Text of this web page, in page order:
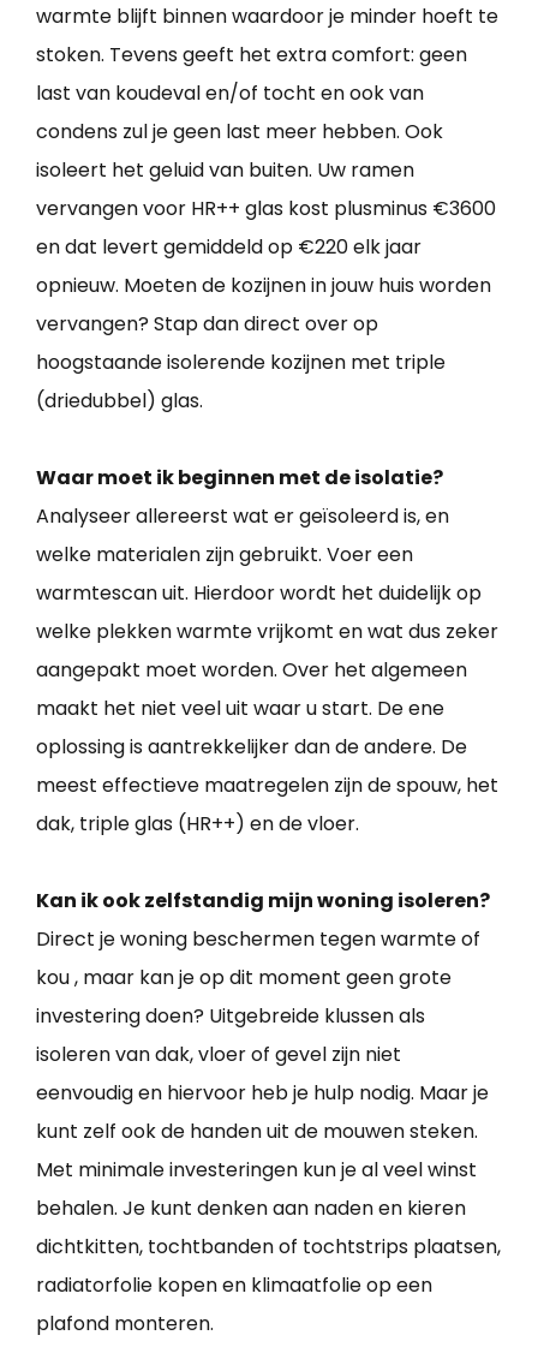
warmte blijft binnen waardoor je minder hoeft te
stoken. Tevens geeft het extra comfort: geen
last van koudeval en/of tocht en ook van
condens zul je geen last meer hebben. Ook
isoleert het geluid van buiten. Uw ramen
vervangen voor HR++ glas kost plusminus €3600
en dat levert gemiddeld op €220 elk jaar
opnieuw. Moeten de kozijnen in jouw huis worden
vervangen? Stap dan direct over op
hoogstaande isolerende kozijnen met triple
(driedubbel) glas.
Waar moet ik beginnen met de isolatie?
Analyseer allereerst wat er geïsoleerd is, en
welke materialen zijn gebruikt. Voer een
warmtescan uit. Hierdoor wordt het duidelijk op
welke plekken warmte vrijkomt en wat dus zeker
aangepakt moet worden. Over het algemeen
maakt het niet veel uit waar u start. De ene
oplossing is aantrekkelijker dan de andere. De
meest effectieve maatregelen zijn de spouw, het
dak, triple glas (HR++) en de vloer.
Kan ik ook zelfstandig mijn woning isoleren?
Direct je woning beschermen tegen warmte of
kou , maar kan je op dit moment geen grote
investering doen? Uitgebreide klussen als
isoleren van dak, vloer of gevel zijn niet
eenvoudig en hiervoor heb je hulp nodig. Maar je
kunt zelf ook de handen uit de mouwen steken.
Met minimale investeringen kun je al veel winst
behalen. Je kunt denken aan naden en kieren
dichtkitten, tochtbanden of tochtstrips plaatsen,
radiatorfolie kopen en klimaatfolie op een
plafond monteren.